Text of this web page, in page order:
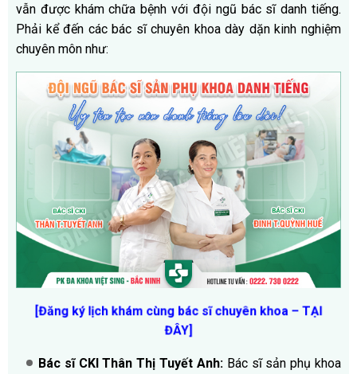
vẫn được khám chữa bệnh với đội ngũ bác sĩ danh tiếng.
Phải kể đến các bác sĩ chuyên khoa dày dặn kinh nghiệm
chuyên môn như:
[Đăng ký lịch khám cùng bác sĩ chuyên khoa – TẠI
ĐÂY]
Bác sĩ CKI Thân Thị Tuyết Anh:Bác sĩ sản phụ khoa